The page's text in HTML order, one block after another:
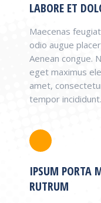
LABORE ET
Maecenas
odio augue
Aenean congue.
eget maximus
amet,
tempor incididunt.
IPSUM PORTA
RUTRUM